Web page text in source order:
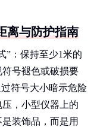
离与防护指南
”：保持至少1米的
号褪色或破损要
符号大小暗示危险
，小型仪器上的
装饰品，而是用